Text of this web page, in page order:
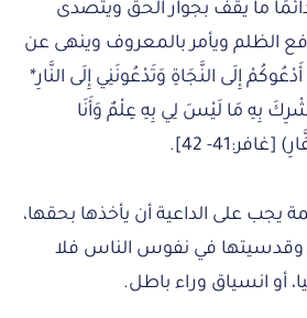
ما يقف بجوار الحق ويتصدى
الظلم ويأمر بالمعروف وينهى عن
إِلَى النَّجَاةِ وَتَدْعُونَنِي إِلَى النَّارِ*
بِهِ مَا لَيْسَ لِي بِهِ عِلْمٌ وَأَنَا
42].
يجب على الداعية أن يأخذها بحقها،
وقدسيتها في نفوس الناس فلا
أو انسياق وراء باطل.